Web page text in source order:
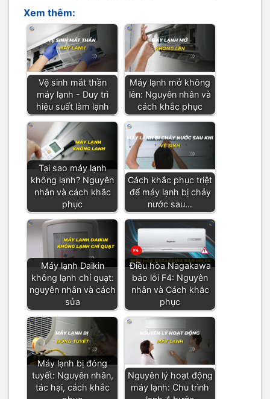
Xem thêm:
Vệ sinh mắt thần
máy lạnh - Duy trì
hiệu suất làm lạnh
Máy lạnh mở không
lên: Nguyên nhân và
cách khắc phục
Tại sao máy lạnh
không lạnh? Nguyên
nhân và cách khắc
phục
Cách khắc phục triệt
để máy lạnh bị chảy
nước sau…
Máy lạnh Daikin
không lạnh chỉ quạt:
nguyên nhân và cách
sửa
Điều hòa Nagakawa
báo lỗi F4: Nguyên
nhân và Cách khắc
phục
Máy lạnh bị đóng
tuyết: Nguyên nhân,
tác hại, cách khắc
Nguyên lý hoạt động
máy lạnh: Chu trình